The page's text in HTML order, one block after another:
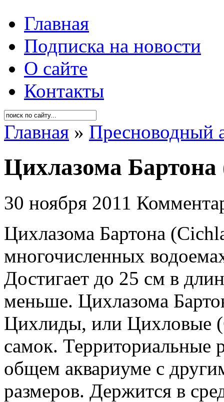
Главная
Подписка на новости
О сайте
Контакты
Главная » Пресноводный
Цихлазома
30 ноября 2011
Цихлазома Бартона
многочисленных
Достигает до 25 см в
меньше. Цихлазома
Цихлиды, или Цихловые
самок.
общем аквариуме с
размеров. Держится в